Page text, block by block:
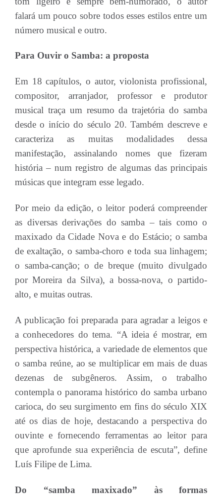
falará um pouco sobre todos esses estilos entre um
número musical e outro.
Para Ouvir o Samba: a proposta
Em 18 capítulos, o autor, violonista profissional,
compositor, arranjador, professor e produtor
musical traça um resumo da trajetória do samba
desde o início do século 20. Também descreve e
caracteriza as muitas modalidades dessa
manifestação, assinalando nomes que fizeram
história – num registro de algumas das principais
músicas que integram esse legado.
Por meio da edição, o leitor poderá compreender
as diversas derivações do samba – tais como o
maxixado da Cidade Nova e do Estácio; o samba
de exaltação, o samba-choro e toda sua linhagem;
o samba-canção; o de breque (muito divulgado
por Moreira da Silva), a bossa-nova, o partido-
alto, e muitas outras.
A publicação foi preparada para agradar a leigos e
a conhecedores do tema. “A ideia é mostrar, em
perspectiva histórica, a variedade de elementos que
o samba reúne, ao se multiplicar em mais de duas
dezenas de subgêneros. Assim, o trabalho
contempla o panorama histórico do samba urbano
carioca, do seu surgimento em fins do século XIX
até os dias de hoje, destacando a perspectiva do
ouvinte e fornecendo ferramentas ao leitor para
que aprofunde sua experiência de escuta”, define
Luís Filipe de Lima.
Do “samba maxixado” às formas